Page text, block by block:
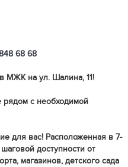
68 68
МЖК на ул. Шалина, 11!
с необходимой
для вас! Расположенная в 7-
доступности от
магазинов, детского сада